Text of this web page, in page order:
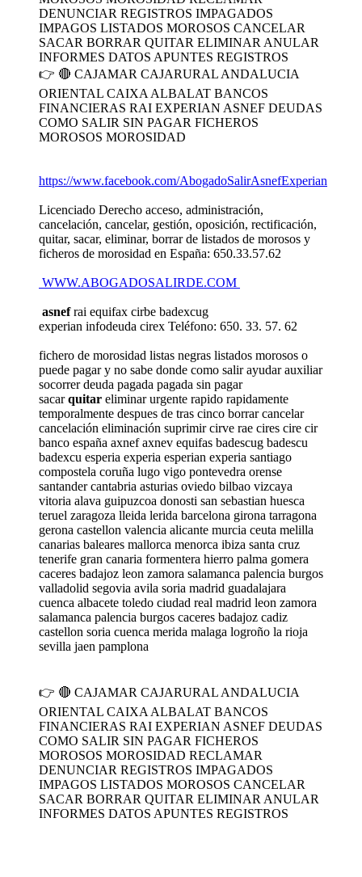
👉 🔴 CAJAMAR CAJARURAL ANDALUCIA
ORIENTAL CAIXA ALBALAT BANCOS
FINANCIERAS RAI EXPERIAN ASNEF DEUDAS
COMO SALIR SIN PAGAR FICHEROS
MOROSOS MOROSIDAD
https://www.facebook.com/AbogadoSalirAsnefExperian
Licenciado Derecho acceso, administración,
cancelación, cancelar, gestión, oposición, rectificación,
quitar, sacar, eliminar, borrar de listados de morosos y
ficheros de morosidad en España: 650.33.57.62
WWW.ABOGADOSALIRDE.COM
asnefrai equifax cirbe badexcug
experian infodeuda cirex Teléfono: 650. 33. 57. 62
fichero de morosidad listas negras listados morosos o
puede pagar y no sabe donde como salir ayudar auxiliar
socorrer deuda pagada pagada sin pagar
sacarquitar eliminar urgente rapido rapidamente
temporalmente despues de tras cinco borrar cancelar
cancelación eliminación suprimir cirve rae cires cire cir
banco españa axnef axnev equifas badescug badescu
badexcu esperia experia esperian experia santiago
compostela coruña lugo vigo pontevedra orense
santander cantabria asturias oviedo bilbao vizcaya
vitoria alava guipuzcoa donosti san sebastian huesca
teruel zaragoza lleida lerida barcelona girona tarragona
gerona castellon valencia alicante murcia ceuta melilla
canarias baleares mallorca menorca ibiza santa cruz
tenerife gran canaria formentera hierro palma gomera
caceres badajoz leon zamora salamanca palencia burgos
valladolid segovia avila soria madrid guadalajara
cuenca albacete toledo ciudad real madrid leon zamora
salamanca palencia burgos caceres badajoz cadiz
castellon soria cuenca merida malaga logroño la rioja
sevilla jaen pamplona
👉 🔴 CAJAMAR CAJARURAL ANDALUCIA
ORIENTAL CAIXA ALBALAT BANCOS
FINANCIERAS RAI EXPERIAN ASNEF DEUDAS
COMO SALIR SIN PAGAR FICHEROS
MOROSOS MOROSIDAD RECLAMAR
DENUNCIAR REGISTROS IMPAGADOS
IMPAGOS LISTADOS MOROSOS CANCELAR
SACAR BORRAR QUITAR ELIMINAR ANULAR
INFORMES DATOS APUNTES REGISTROS